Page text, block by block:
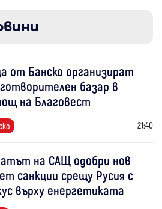
от Банско организират
базар в
на Благовест
21:40
на САЩ одобри нов
санкции срещу Русия с
върху енергетиката